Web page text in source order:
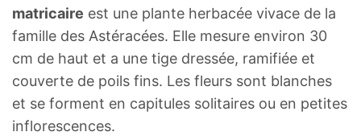
matricaire est une plante herbacée vivace de la
famille des Astéracées. Elle mesure environ 30
cm de haut et a une tige dressée, ramifiée et
couverte de poils fins. Les fleurs sont blanches
et se forment en capitules solitaires ou en petites
inflorescences.